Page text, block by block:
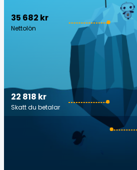
35 682 kr
Nettolön
22 818 kr
Skatt du betalar